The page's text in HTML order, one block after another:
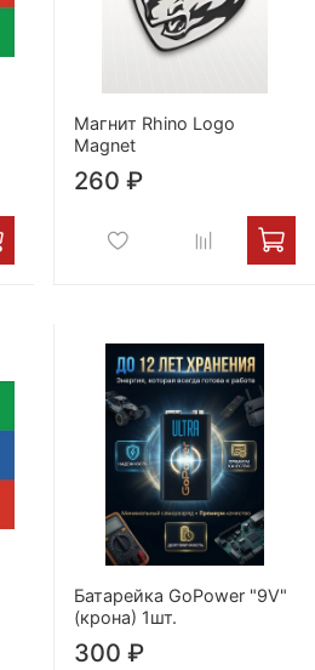
Магнит Rhino Logo
Magnet
260 ₽
Батарейка GoPower "9V"
(крона) 1шт.
300 ₽